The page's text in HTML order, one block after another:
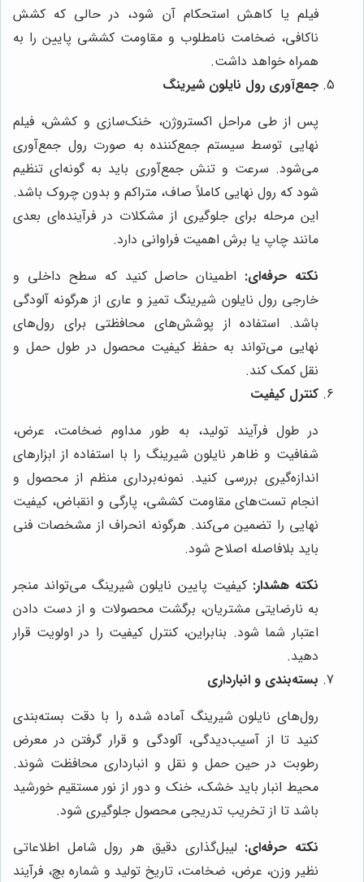
فیلم یا کاهش استحکام آن شود، در حالی که کشش
ناکافی، ضخامت نامطلوب و مقاومت کششی پایین را به
همراه خواهد داشت.
جمع‌آوری رول نایلون شیرینگ
پس از طی مراحل اکستروژن، خنک‌سازی و کشش، فیلم
نهایی توسط سیستم جمع‌کننده به صورت رول جمع‌آوری
می‌شود. سرعت و تنش جمع‌آوری باید به گونه‌ای تنظیم
شود که رول نهایی کاملاً صاف، متراکم و بدون چروک باشد.
این مرحله برای جلوگیری از مشکلات در فرآینده‌ای بعدی
مانند چاپ یا برش اهمیت فراوانی دارد.
نکته حرفه‌ای: اطمینان حاصل کنید که سطح داخلی و
خارجی رول نایلون شیرینگ تمیز و عاری از هرگونه آلودگی
باشد. استفاده از پوشش‌های محافظتی برای رول‌های
نهایی می‌تواند به حفظ کیفیت محصول در طول حمل و
نقل کمک کند.
کنترل کیفیت
در طول فرآیند تولید، به طور مداوم ضخامت، عرض،
شفافیت و ظاهر نایلون شیرینگ را با استفاده از ابزارهای
اندازه‌گیری بررسی کنید. نمونه‌برداری منظم از محصول و
انجام تست‌های مقاومت کششی، پارگی و انقباض، کیفیت
نهایی را تضمین می‌کند. هرگونه انحراف از مشخصات فنی
باید بلافاصله اصلاح شود.
نکته هشدار: کیفیت پایین نایلون شیرینگ می‌تواند منجر
به نارضایتی مشتریان، برگشت محصولات و از دست دادن
اعتبار شما شود. بنابراین، کنترل کیفیت را در اولویت قرار
دهید.
بسته‌بندی و انبارداری
رول‌های نایلون شیرینگ آماده شده را با دقت بسته‌بندی
کنید تا از آسیب‌دیدگی، آلودگی و قرار گرفتن در معرض
رطوبت در حین حمل و نقل و انبارداری محافظت شوند.
محیط انبار باید خشک، خنک و دور از نور مستقیم خورشید
باشد تا از تخریب تدریجی محصول جلوگیری شود.
نکته حرفه‌ای: لیبل‌گذاری دقیق هر رول شامل اطلاعاتی
نظیر وزن، عرض، ضخامت، تاریخ تولید و شماره بچ، فرآیند